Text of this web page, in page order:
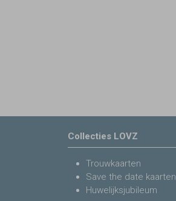
Collecties LOVZ
Trouwkaarten
Save the date kaarten
Huwelijksjubileum